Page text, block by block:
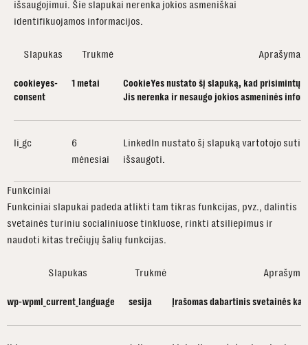
išsaugojimui. Šie slapukai nerenka jokios asmeniškai
identifikuojamos informacijos.
Slapukas Trukmė Aprašymas
cookieyes-
consent
1 metai
CookieYes nustato šį slapuką, kad prisimintų
Jis nerenka ir nesaugo jokios asmeninės
li_gc
6
mėnesiai
LinkedIn nustato šį slapuką vartotojo
išsaugoti.
Funkciniai
Funkciniai slapukai padeda atlikti tam tikras funkcijas, pvz., dalintis
svetainės turiniu socialiniuose tinkluose, rinkti atsiliepimus ir
naudoti kitas trečiųjų šalių funkcijas.
Slapukas Trukmė
wp-wpml_current_language sesija Įrašomas dabartinis svetainės